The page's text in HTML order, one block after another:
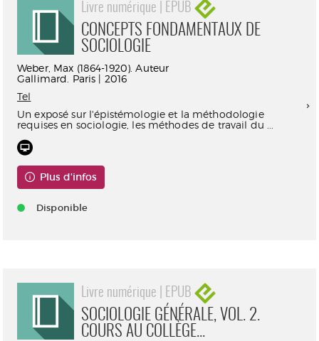
Livre numérique | EPUB
CONCEPTS FONDAMENTAUX DE
SOCIOLOGIE
Weber, Max (1864-1920). Auteur
Gallimard. Paris | 2016
Tel
Un exposé sur l'épistémologie et la méthodologie
requises en sociologie, les méthodes de travail du ...
Plus d'infos
Disponible
Livre numérique | EPUB
SOCIOLOGIE GÉNÉRALE, VOL. 2.
COURS AU COLLÈGE...